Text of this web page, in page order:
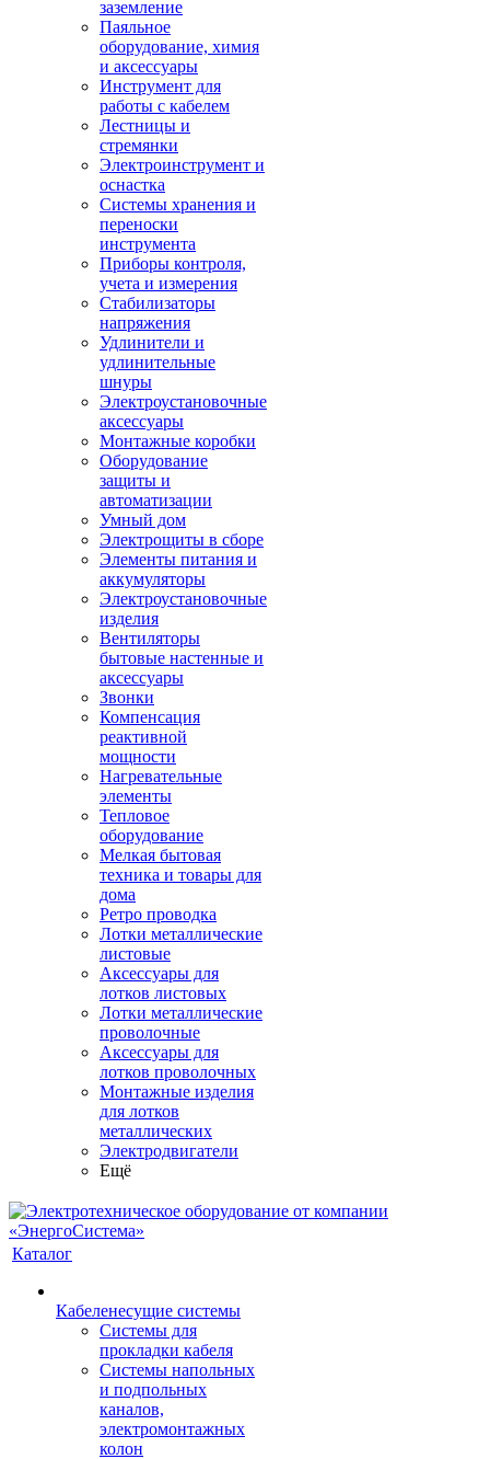
заземление
Паяльное
оборудование, химия
и аксессуары
Инструмент для
работы с кабелем
Лестницы и
стремянки
Электроинструмент и
оснастка
Системы хранения и
переноски
инструмента
Приборы контроля,
учета и измерения
Стабилизаторы
напряжения
Удлинители и
удлинительные
шнуры
Электроустановочные
аксессуары
Монтажные коробки
Оборудование
защиты и
автоматизации
Умный дом
Электрощиты в сборе
Элементы питания и
аккумуляторы
Электроустановочные
изделия
Вентиляторы
бытовые настенные и
аксессуары
Звонки
Компенсация
реактивной
мощности
Нагревательные
элементы
Тепловое
оборудование
Мелкая бытовая
техника и товары для
дома
Ретро проводка
Лотки металлические
листовые
Аксессуары для
лотков листовых
Лотки металлические
проволочные
Аксессуары для
лотков проволочных
Монтажные изделия
для лотков
металлических
Электродвигатели
Ещё
Каталог
Кабеленесущие системы
Системы для
прокладки кабеля
Системы напольных
и подпольных
каналов,
электромонтажных
колон